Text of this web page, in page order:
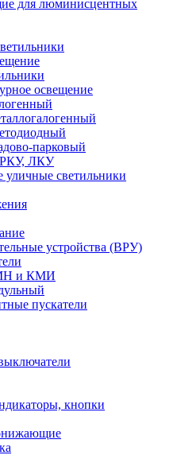
для люминисцентных
освещение
парковый
РКУ, ЛКУ
уличные светильники
устройства (ВРУ)
и КМИ
пускатели
кнопки